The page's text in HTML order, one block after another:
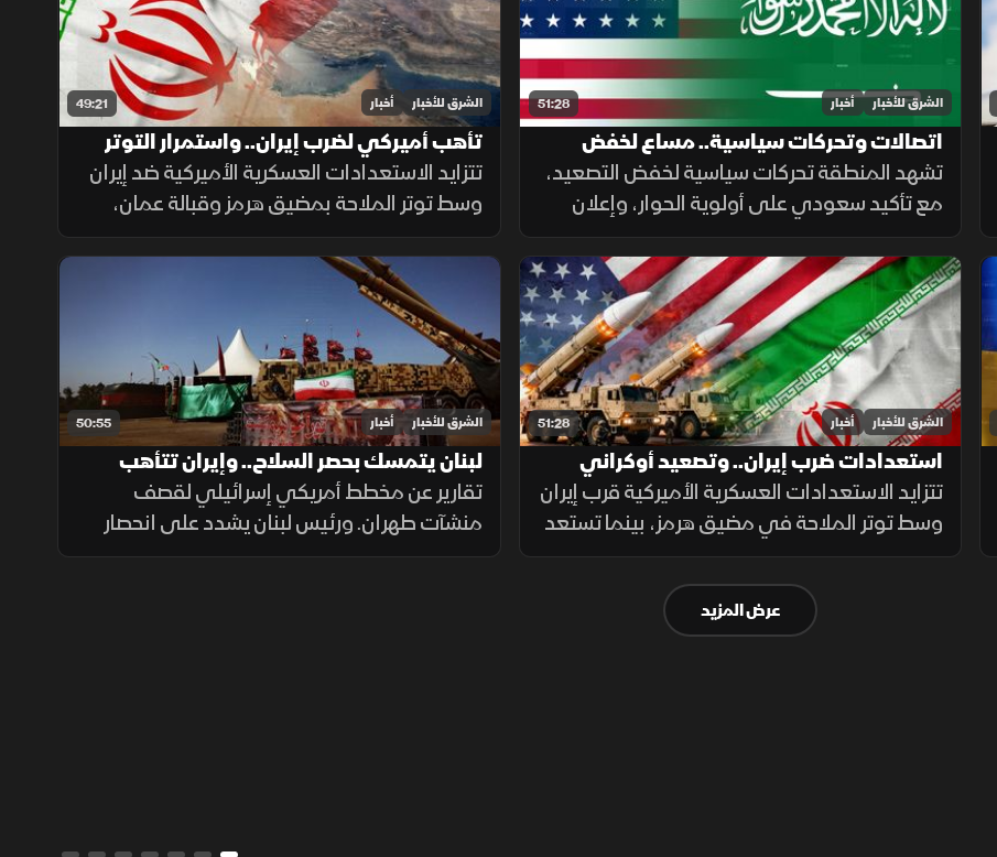
51:28 الشرق للأخبار أخبار
اتصالات وتحركات سياسية.. مساع لخفض
التصعيد في الشرق الأوسط
تشهد المنطقة تحركات سياسية لخفض التصعيد،
مع تأكيد سعودي على أولوية الحوار، وإعلان
أميركي عن إلغاء هجوم مشروط على إيران،
بالتزامن مع جهود لوقف القصف في غزة
وإجراءات إسبانية لمواجهة الهجرة.
49:21 الشرق للأخبار أخبار
تأهب أميركي لضرب إيران.. واستمرار التوتر
بمضيق هرمز
تتزايد الاستعدادات العسكرية الأميركية ضد إيران
وسط توتر الملاحة بمضيق هرمز وقبالة عمان،
بينما يتصاعد التوتر في جنوب لبنان، بالتزامن مع
قلق دول أوروبا من تدفق المهاجرين نحو إسبانيا
والمغرب.
51:28 الشرق للأخبار أخبار
استعدادات ضرب إيران.. وتصعيد أوكراني
بالبحر الأسود
تتزايد الاستعدادات العسكرية الأميركية قرب إيران
وسط توتر الملاحة في مضيق هرمز، بينما تستعد
أوروبا لمناقشة أزمة الهجرة في إسبانيا، بالتزامن
مع إغراق أوكرانيا سفينة شحن روسية بالبحر
50:55 الشرق للأخبار أخبار
لبنان يتمسك بحصر السلاح.. وإيران تتأهب
للدفاع عن منشآت الطاقة
تقارير عن مخطط أمريكي إسرائيلي لقصف
منشآت طهران. ورئيس لبنان يشدد على انحصار
الشرعية بالجيش. بالتوازي مع قصف روسي
عرض المزيد